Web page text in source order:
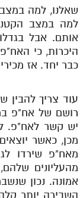
שאלנו, למה
למה במצב
אותם. אבל
היכרות, כי
כבר יחד. אז
עוד צריך להבין
רושם של אח"פ
יש קשר לאח"פ.
מכן, כאשר
מאח"פ שירדו
מהעליונים
אמונה. נכון
השבירה יותר